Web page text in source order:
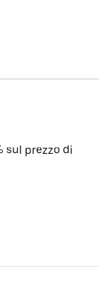
sul prezzo di